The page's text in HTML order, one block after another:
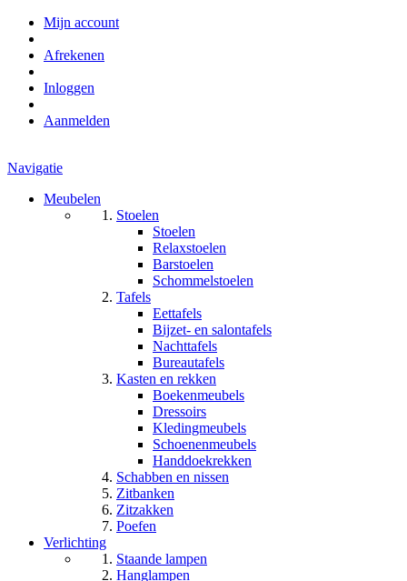
Mijn account
Afrekenen
Inloggen
Aanmelden
Navigatie
Meubelen
Stoelen
Stoelen
Relaxstoelen
Barstoelen
Schommelstoelen
Tafels
Eettafels
Bijzet- en salontafels
Nachttafels
Bureautafels
Kasten en rekken
Boekenmeubels
Dressoirs
Kledingmeubels
Schoenenmeubels
Handdoekrekken
Schabben en nissen
Zitbanken
Zitzakken
Poefen
Verlichting
Staande lampen
Hanglampen